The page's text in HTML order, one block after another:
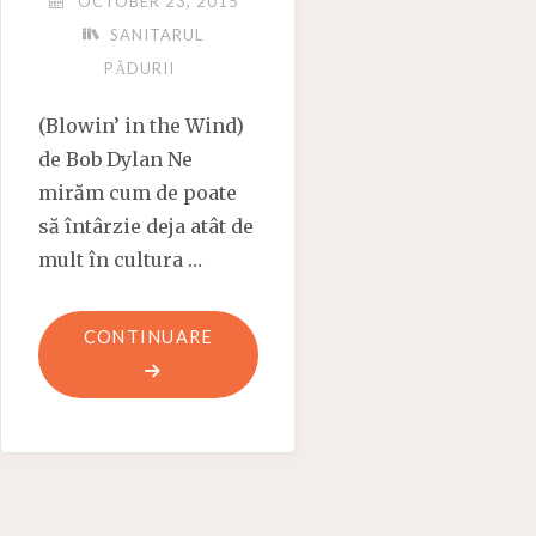
SANITARUL
PĂDURII
(Blowin’ in the Wind)
de Bob Dylan Ne
mirăm cum de poate
să întârzie deja atât de
mult în cultura …
CONTINUARE
ZVÂNTĂ"